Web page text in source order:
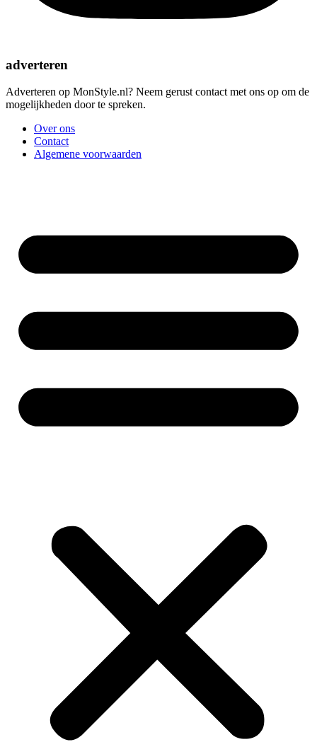
adverteren
Adverteren op MonStyle.nl? Neem gerust contact met ons op om de
mogelijkheden door te spreken.
Over ons
Contact
Algemene voorwaarden